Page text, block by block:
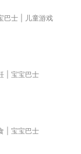
巴士
儿童游戏
宝宝巴士
宝宝巴士